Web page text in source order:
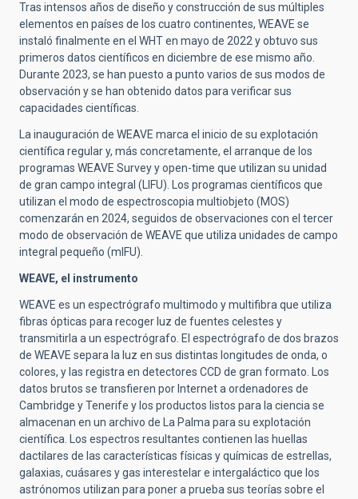
Tras intensos años de diseño y construcción de sus múltiples
elementos en países de los cuatro continentes, WEAVE se
instaló finalmente en el WHT en mayo de 2022 y obtuvo sus
primeros datos científicos en diciembre de ese mismo año.
Durante 2023, se han puesto a punto varios de sus modos de
observación y se han obtenido datos para verificar sus
capacidades científicas.
La inauguración de WEAVE marca el inicio de su explotación
científica regular y, más concretamente, el arranque de los
programas WEAVE Survey y open-time que utilizan su unidad
de gran campo integral (LIFU). Los programas científicos que
utilizan el modo de espectroscopia multiobjeto (MOS)
comenzarán en 2024, seguidos de observaciones con el tercer
modo de observación de WEAVE que utiliza unidades de campo
integral pequeño (mIFU).
WEAVE, el instrumento
WEAVE es un espectrógrafo multimodo y multifibra que utiliza
fibras ópticas para recoger luz de fuentes celestes y
transmitirla a un espectrógrafo. El espectrógrafo de dos brazos
de WEAVE separa la luz en sus distintas longitudes de onda, o
colores, y las registra en detectores CCD de gran formato. Los
datos brutos se transfieren por Internet a ordenadores de
Cambridge y Tenerife y los productos listos para la ciencia se
almacenan en un archivo de La Palma para su explotación
científica. Los espectros resultantes contienen las huellas
dactilares de las características físicas y químicas de estrellas,
galaxias, cuásares y gas interestelar e intergaláctico que los
astrónomos utilizan para poner a prueba sus teorías sobre el